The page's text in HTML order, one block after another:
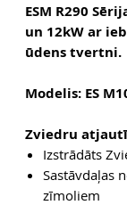
ESM R290
un 12kW ar
ūdens tvertni.
Modelis: ES
Zviedru
Izstrādāts
Sastāvdaļas
zīmoliem